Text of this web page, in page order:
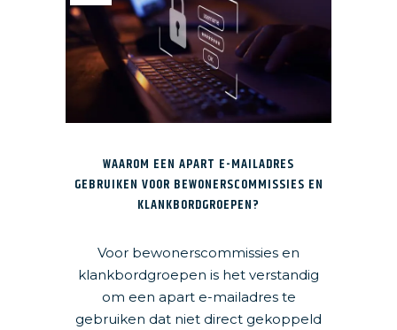
WAAROM EEN APART E-MAILADRES
GEBRUIKEN VOOR BEWONERSCOMMISSIES EN
KLANKBORDGROEPEN?
Voor bewonerscommissies en
klankbordgroepen is het verstandig
om een apart e-mailadres te
gebruiken dat niet direct gekoppeld